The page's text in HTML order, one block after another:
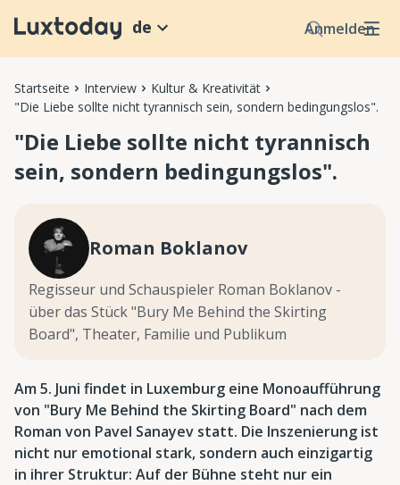
Anmelden
de
Startseite Interview
Kultur & Kreativität
"Die Liebe sollte nicht tyrannisch sein, sondern bedingungslos".
"Die Liebe sollte nicht tyrannisch
sein, sondern bedingungslos".
Roman Boklanov
Regisseur und Schauspieler Roman Boklanov -
über das Stück "Bury Me Behind the Skirting
Board", Theater, Familie und Publikum
Am 5. Juni findet in Luxemburg eine Monoaufführung
von "Bury Me Behind the Skirting Board" nach dem
Roman von Pavel Sanayev statt. Die Inszenierung ist
nicht nur emotional stark, sondern auch einzigartig
in ihrer Struktur: Auf der Bühne steht nur ein